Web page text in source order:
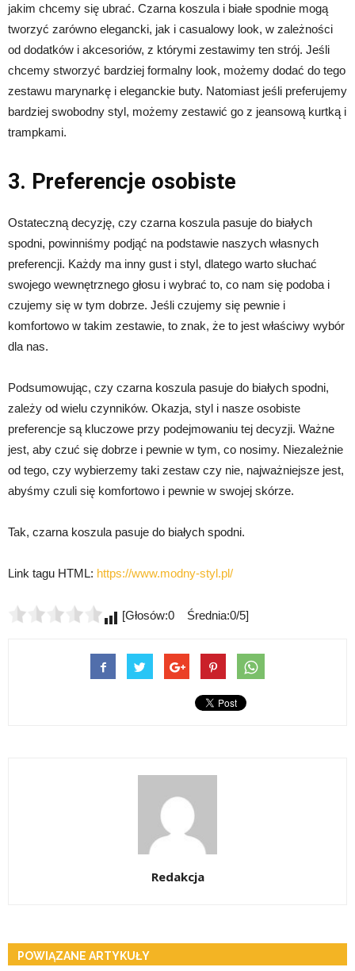
jakim chcemy się ubrać. Czarna koszula i białe spodnie mogą
tworzyć zarówno elegancki, jak i casualowy look, w zależności
od dodatków i akcesoriów, z którymi zestawimy ten strój. Jeśli
chcemy stworzyć bardziej formalny look, możemy dodać do tego
zestawu marynarkę i eleganckie buty. Natomiast jeśli preferujemy
bardziej swobodny styl, możemy zestawić go z jeansową kurtką i
trampkami.
3. Preferencje osobiste
Ostateczną decyzję, czy czarna koszula pasuje do białych
spodni, powinniśmy podjąć na podstawie naszych własnych
preferencji. Każdy ma inny gust i styl, dlatego warto słuchać
swojego wewnętrznego głosu i wybrać to, co nam się podoba i
czujemy się w tym dobrze. Jeśli czujemy się pewnie i
komfortowo w takim zestawie, to znak, że to jest właściwy wybór
dla nas.
Podsumowując, czy czarna koszula pasuje do białych spodni,
zależy od wielu czynników. Okazja, styl i nasze osobiste
preferencje są kluczowe przy podejmowaniu tej decyzji. Ważne
jest, aby czuć się dobrze i pewnie w tym, co nosimy. Niezależnie
od tego, czy wybierzemy taki zestaw czy nie, najważniejsze jest,
abyśmy czuli się komfortowo i pewnie w swojej skórze.
Tak, czarna koszula pasuje do białych spodni.
Link tagu HTML: https://www.modny-styl.pl/
[Głosów:0 Średnia:0/5]
Redakcja
POWIĄZANE ARTYKUŁY